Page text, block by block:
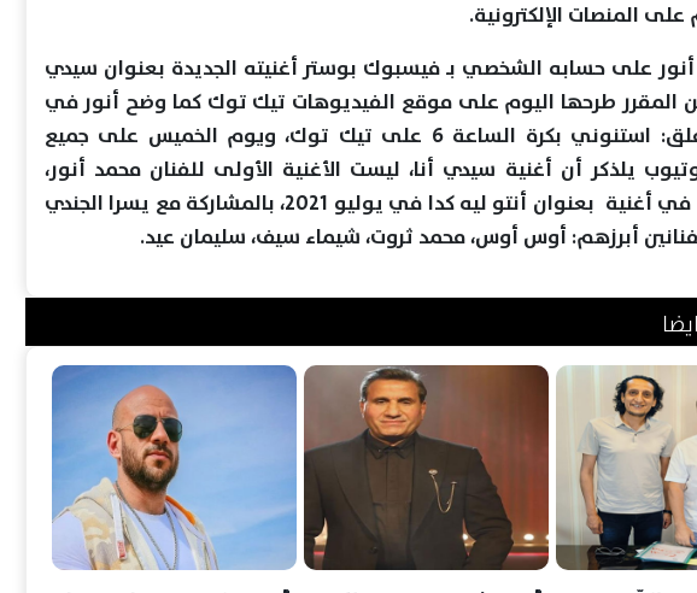
المنصات الإلكترونية.
على حسابه الشخصي بـ فيسبوك بوستر أغنيته الجديدة بعنوان سيدي
المقرر طرحها اليوم على موقع الفيديوهات تيك توك كما وضح أنور في
منشوره، وعلق: استنوني بكرة الساعة 6 على تيك توك، ويوم الخميس على جميع
يلذكر أن أغنية سيدي أنا، ليست الأغنية الأولى للفنان محمد أنور،
ولكنه شارك في أغنية بعنوان أنتو ليه كدا في يوليو 2021، بالمشاركة مع يسرا الجندي
أبرزهم: أوس أوس، محمد ثروت، شيماء سيف، سليمان عيد.